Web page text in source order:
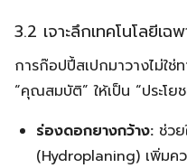
3.2 เจาะลึกเทคโนโลยีเ
การก๊อปปี้สเปกมาวางไม่ใ
“คุณสมบัติ” ให้เป็น “ประโย
ร่องดอกยางกว้าง: ช่ว
(Hydroplaning) เพิ่มค